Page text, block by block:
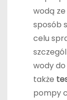
wodą
sposób
celu
wody
także
pompy